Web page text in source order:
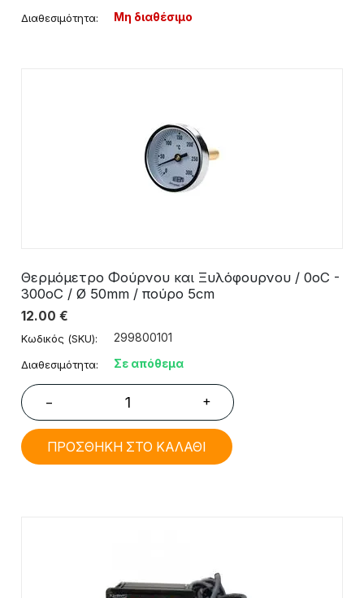
Διαθεσιμότητα: Μη διαθέσιμο
Θερμόμετρο Φούρνου και Ξυλόφουρνου / 0οC -
300οC / Ø 50mm / πούρο 5cm
12.00 €
Κωδικός (SKU): 299800101
Διαθεσιμότητα: Σε απόθεμα
− +
ΠΡΟΣΘΗΚΗ ΣΤΟ ΚΑΛΑΘΙ